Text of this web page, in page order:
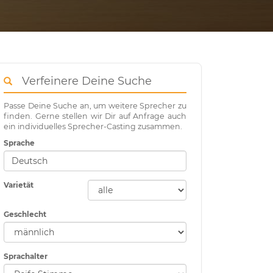
Verfeinere Deine Suche
Passe Deine Suche an, um weitere Sprecher zu
finden. Gerne stellen wir Dir auf Anfrage auch
ein individuelles Sprecher-Casting zusammen.
Sprache
Varietät
Geschlecht
Sprachalter